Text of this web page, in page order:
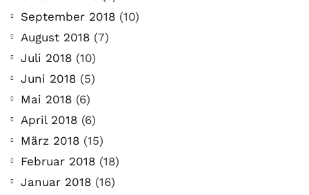
September 2018 (10)
August 2018 (7)
Juli 2018 (10)
Juni 2018 (5)
Mai 2018 (6)
April 2018 (6)
März 2018 (15)
Februar 2018 (18)
Januar 2018 (16)